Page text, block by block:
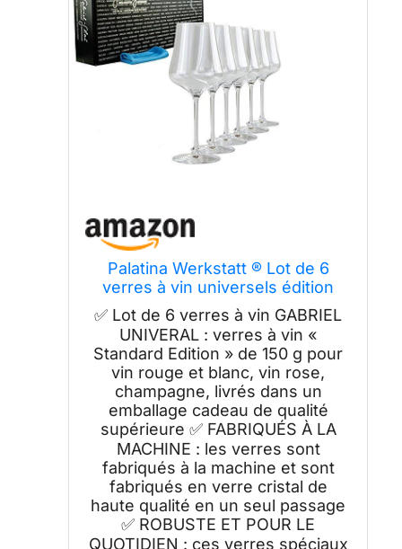
Palatina Werkstatt ® Lot de 6
verres à vin universels édition
standard avec un grand chiffon
doux de seulement 150 g et
passent au lave-vaisselle
✅ Lot de 6 verres à vin GABRIEL
UNIVERAL : verres à vin «
Standard Edition » de 150 g pour
vin rouge et blanc, vin rose,
champagne, livrés dans un
emballage cadeau de qualité
supérieure ✅ FABRIQUÉS À LA
MACHINE : les verres sont
fabriqués à la machine et sont
fabriqués en verre cristal de
haute qualité en un seul passage
✅ ROBUSTE ET POUR LE
QUOTIDIEN : ces verres spéciaux